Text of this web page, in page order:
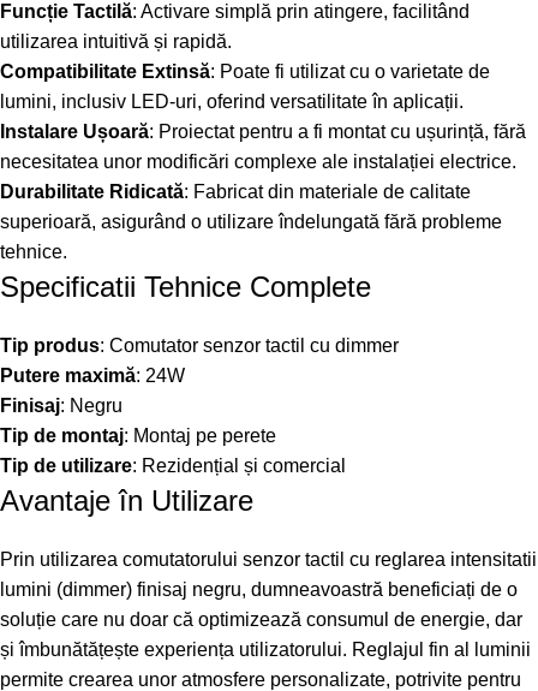
Funcție Tactilă: Activare simplă prin atingere, facilitând
utilizarea intuitivă și rapidă.
Compatibilitate Extinsă: Poate fi utilizat cu o varietate de
lumini, inclusiv LED-uri, oferind versatilitate în aplicații.
Instalare Ușoară: Proiectat pentru a fi montat cu ușurință, fără
necesitatea unor modificări complexe ale instalației electrice.
Durabilitate Ridicată: Fabricat din materiale de calitate
superioară, asigurând o utilizare îndelungată fără probleme
tehnice.
Specificatii Tehnice Complete
Tip produs: Comutator senzor tactil cu dimmer
Putere maximă: 24W
Finisaj: Negru
Tip de montaj: Montaj pe perete
Tip de utilizare: Rezidențial și comercial
Avantaje în Utilizare
Prin utilizarea comutatorului senzor tactil cu reglarea intensitatii
lumini (dimmer) finisaj negru, dumneavoastră beneficiați de o
soluție care nu doar că optimizează consumul de energie, dar
și îmbunătățește experiența utilizatorului. Reglajul fin al luminii
permite crearea unor atmosfere personalizate, potrivite pentru